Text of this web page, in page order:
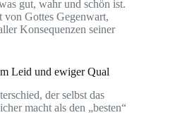
gut, wahr und schön ist.
von Gottes Gegenwart,
Konsequenzen seiner
Leid und ewiger Qual
der selbst das
macht als den „besten“